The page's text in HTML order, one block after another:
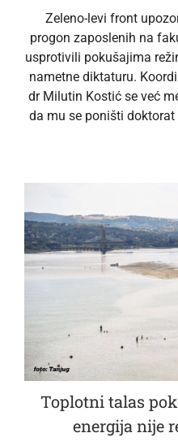
Zeleno-levi front
progon zaposlenih na
usprotivili pokušajima
nametne diktaturu.
dr Milutin Kostić se već
da mu se poništi
Toplotni talas
energija nije